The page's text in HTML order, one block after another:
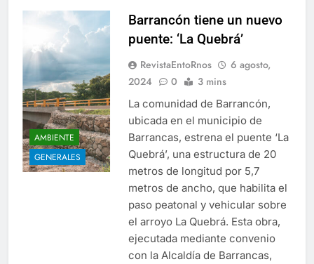
AMBIENTE
GENERALES
Barrancón tiene un nuevo
puente: ‘La Quebrá’
RevistaEntoRnos
6 agosto,
2024
0 3 mins
La comunidad de Barrancón,
ubicada en el municipio de
Barrancas, estrena el puente ‘La
Quebrá’, una estructura de 20
metros de longitud por 5,7
metros de ancho, que habilita el
paso peatonal y vehicular sobre
el arroyo La Quebrá. Esta obra,
ejecutada mediante convenio
con la Alcaldía de Barrancas,